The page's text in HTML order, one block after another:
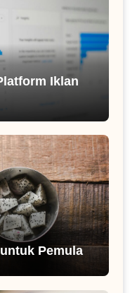
Iklan
Pemula